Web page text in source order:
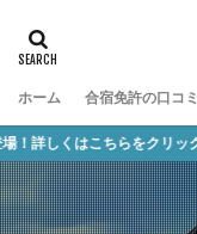
ホーム 合宿免許の口コミ
をクリック！